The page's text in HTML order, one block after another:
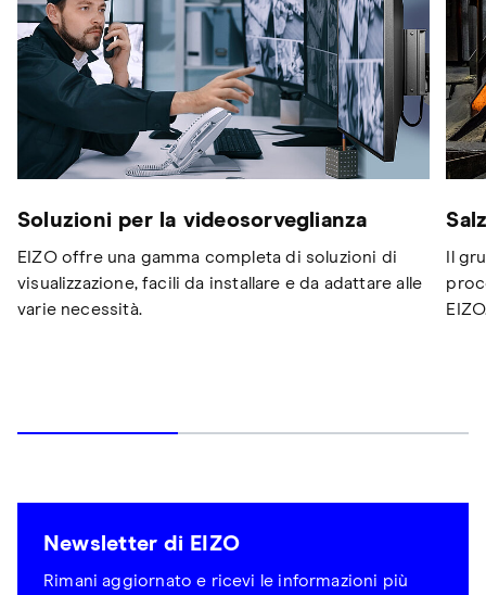
Soluzioni per la videosorveglianza
EIZO offre una gamma completa di soluzioni di
visualizzazione, facili da installare e da adattare alle
varie necessità.
Il
Newsletter di EIZO
Rimani aggiornato e ricevi le informazioni più